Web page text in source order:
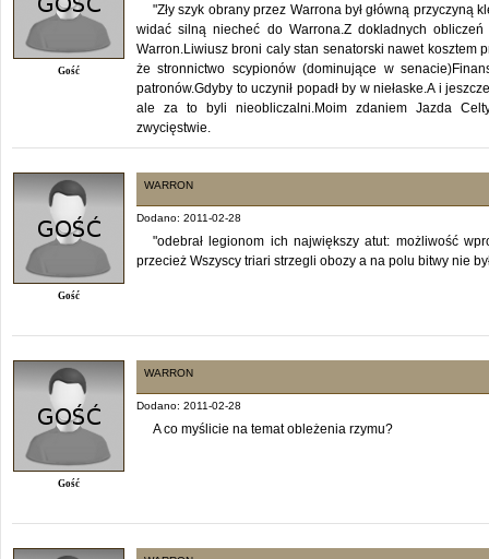
Gość
"Zły szyk obrany przez Warrona był główną
widać silną niecheć do Warrona.Z dokladnych
Warron.Liwiusz broni caly stan senatorski nawet kosztem
że stronnictwo scypionów (dominujące w
patronów.Gdyby to uczynił popadł by w niełaske.A i
ale za to byli nieobliczalni.Moim zdaniem Jazda
zwycięstwie.
Gość
WARRON
Dodano: 2011-02-28
"odebrał legionom ich największy atut: możliwość
przecież Wszyscy triari strzegli obozy a na polu bitwy nie
Gość
WARRON
Dodano: 2011-02-28
A co myślicie na temat obleżenia rzymu?